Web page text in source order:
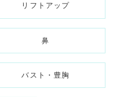
リフトアップ
鼻
バスト・豊胸